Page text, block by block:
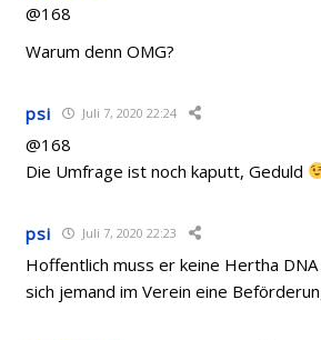
@168
Warum denn OMG?
psi Juli 7, 2020 22:24
@168
Die Umfrage ist noch kaputt, Geduld
psi Juli 7, 2020 22:23
Hoffentlich muss er keine Hertha
sich jemand im Verein eine